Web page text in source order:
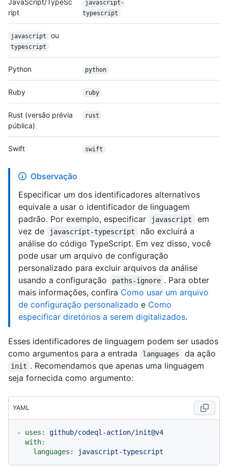
JavaScript/TypeSc
ript
javascript-
typescript
javascript ou
typescript
Python python
Ruby ruby
Rust (versão prévia
pública)
rust
Swift swift
Observação
Especificar um dos identificadores alternativos
equivale a usar o identificador de linguagem
padrão. Por exemplo, especificar
javascript
em
vez de
javascript-typescript
não excluirá a
análise do código TypeScript. Em vez disso, você
pode usar um arquivo de configuração
personalizado para excluir arquivos da análise
usando a configuração
paths-ignore . Para obter
mais informações, confira Como usar um arquivo
de configuração personalizado e Como
especificar diretórios a serem digitalizados.
Esses identificadores de linguagem podem ser usados
como argumentos para a entrada
languages da ação
init . Recomendamos que apenas uma linguagem
seja fornecida como argumento:
YAML
- uses:
github/codeql-action/init@v4
with:
languages:
javascript-typescript